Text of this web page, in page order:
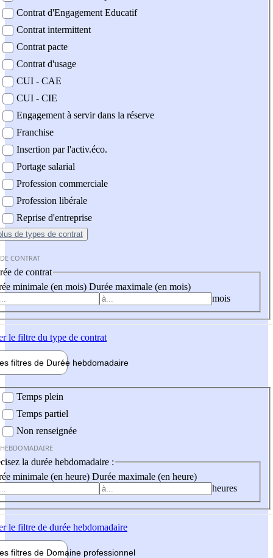
Contrat d'Engagement Educatif
Contrat intermittent
Contrat pacte
Contrat d'usage
CUI - CAE
CUI - CIE
Engagement à servir dans la réserve
Franchise
Insertion par l'activ.éco.
Portage salarial
Profession commerciale
Profession libérale
Reprise d'entreprise
de types de contrat
CONTRAT
de contrat
minimale (en mois) Durée maximale (en mois)
mois
le filtre du type de contrat
filtres de Durée hebdomadaire
Temps plein
Temps partiel
Non renseignée
la durée hebdomadaire :
minimale (en heure) Durée maximale (en heure)
heures
le filtre de durée hebdomadaire
filtres de Domaine professionnel